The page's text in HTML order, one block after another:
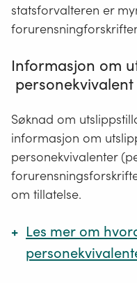
pe. For virksomhet
gjelder dette
Krav i kapittel 12
avløpsnett.
Hentet fra Lovdata
statsforvalteren er
Informasjon om
personekvivalent
Søknad om
informasjon om
personekvivalenter
om tillatelse.
Les mer om